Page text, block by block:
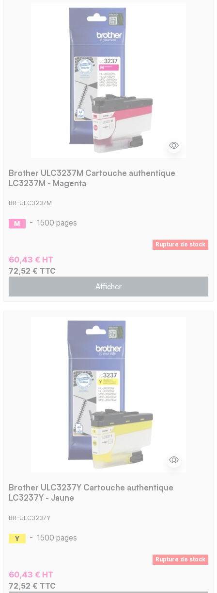
Brother ULC3237M Cartouche authentique
LC3237M - Magenta
BR-ULC3237M
- 1500 pages
Rupture de stock
60,43 € HT
72,52 € TTC
Afficher
Brother ULC3237Y Cartouche authentique
LC3237Y - Jaune
BR-ULC3237Y
- 1500 pages
Rupture de stock
60,43 € HT
72,52 € TTC